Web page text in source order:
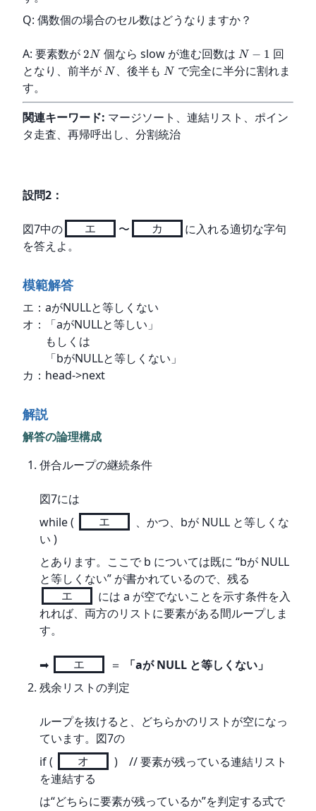
Q: 偶数個の場合のセル数はどうなりますか？
A: 要素数が 2N 個なら slow が進む回数は N − 1 回
となり、前半が N 、後半も N で完全に半分に割れま
す。
関連キーワード: マージソート、連結リスト、ポイン
タ走査、再帰呼出し、分割統治
設問2 ：
図7中の エ 〜 カ
に入れる適切な字句
を答えよ。
模範解答
エ：aがNULLと等しくない
オ：「aがNULLと等しい」
もしくは
「bがNULLと等しくない」
カ：head->next
解説
解答の論理構成
併合ループの継続条件
図7には
while (
エ
、かつ、bが NULL と等しくな
い )
とあります。ここで b については既に “bが NULL
と等しくない” が書かれているので、残る
エ
には a が空でないことを示す条件を入
れれば、両方のリストに要素がある間ループしま
す。
➡ エ ＝
「aが NULL と等しくない」
残余リストの判定
ループを抜けると、どちらかのリストが空になっ
ています。図7の
if (
オ
)    // 要素が残っている連結リスト
を連結する
は“どちらに要素が残っているか”を判定する式で